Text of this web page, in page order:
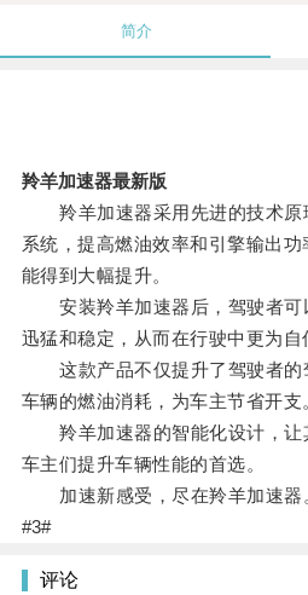
简介
羚羊加速器最新版
羚羊加速器采用先进的技术原
系统，提高燃油效率和引擎输出
能得到大幅提升。
安装羚羊加速器后，驾驶者可
迅猛和稳定，从而在行驶中更为自
这款产品不仅提升了驾驶者的
车辆的燃油消耗，为车主节省开支
羚羊加速器的智能化设计，让
车主们提升车辆性能的首选。
加速新感受，尽在羚羊加速器
#3#
评论